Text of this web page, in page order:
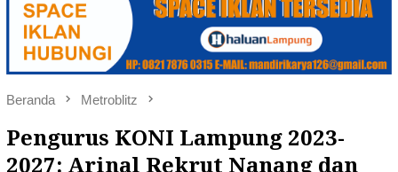
Beranda Metroblitz
Pengurus KONI Lampung 2023-
2027: Arinal Rekrut Nanang dan